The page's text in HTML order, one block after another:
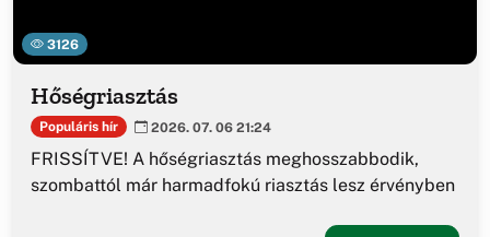
3126
Hőségriasztás
Populáris hír 2026. 07. 06 21:24
FRISSÍTVE! A hőségriasztás meghosszabbodik,
szombattól már harmadfokú riasztás lesz érvényben